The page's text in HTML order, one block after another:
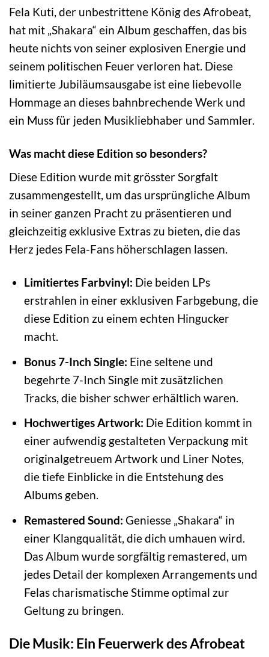
Fela Kuti, der unbestrittene König des Afrobeat,
hat mit „Shakara“ ein Album geschaffen, das bis
heute nichts von seiner explosiven Energie und
seinem politischen Feuer verloren hat. Diese
limitierte Jubiläumsausgabe ist eine liebevolle
Hommage an dieses bahnbrechende Werk und
ein Muss für jeden Musikliebhaber und Sammler.
Was macht diese Edition so besonders?
Diese Edition wurde mit grösster Sorgfalt
zusammengestellt, um das ursprüngliche Album
in seiner ganzen Pracht zu präsentieren und
gleichzeitig exklusive Extras zu bieten, die das
Herz jedes Fela-Fans höherschlagen lassen.
Limitiertes Farbvinyl: Die beiden LPs
erstrahlen in einer exklusiven Farbgebung, die
diese Edition zu einem echten Hingucker
macht.
Bonus 7-Inch Single: Eine seltene und
begehrte 7-Inch Single mit zusätzlichen
Tracks, die bisher schwer erhältlich waren.
Hochwertiges Artwork: Die Edition kommt in
einer aufwendig gestalteten Verpackung mit
originalgetreuem Artwork und Liner Notes,
die tiefe Einblicke in die Entstehung des
Albums geben.
Remastered Sound: Geniesse „Shakara“ in
einer Klangqualität, die dich umhauen wird.
Das Album wurde sorgfältig remastered, um
jedes Detail der komplexen Arrangements und
Felas charismatische Stimme optimal zur
Geltung zu bringen.
Die Musik: Ein Feuerwerk des Afrobeat